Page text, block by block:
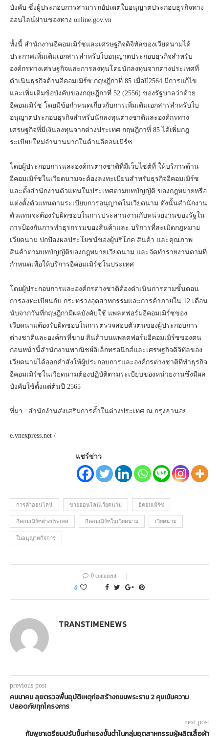
บังคับ ซึ่งผู้ประกอบการสามารถอัปเดตใบอนุญาตประกอบธุรกิจทาง
ออนไลน์ผ่านช่องทาง online.gov.vn
ทั้งนี้ สำนักงานอีคอมเมิร์ซและเศรษฐกิจดิจิทัลของเวียดนามได้
ประกาศเพิ่มเติมเอกสารสำหรับใบอนุญาตประกอบธุรกิจสำหรับ
องค์กรทางเศรษฐกิจและการลงทุนโดยนักลงทุนจากต่างประเทศที่
ดำเนินธุรกิจด้านอีคอมเมิร์ซ กฤษฎีกาที่ 85 เมื่อปี2564 มีการแก้ไข
และเพิ่มเติมข้อบังคับของกฤษฎีกาที่ 52 (2556) ของรัฐบาลว่าด้วย
อีคอมเมิร์ซ โดยมีข้อกำหนดเกี่ยวกับการเพิ่มเติมเอกสารสำหรับใบ
อนุญาตประกอบธุรกิจสำหรับนักลงทุนต่างชาติและองค์กรทาง
เศรษฐกิจที่มีเงินลงทุนจากต่างประเทศ กฤษฎีกาที่ 85 ได้เพิ่มกฎ
ระเบียบใหม่จำนวนมากในด้านอีคอมเมิร์ซ
โดยผู้ประกอบการและองค์กรต่างชาติที่มีเว็บไซต์ที่ ให้บริการด้าน
อีคอมเมิร์ซในเวียดนามจะต้องลงทะเบียนสำหรับธุรกิจอีคอมเมิร์ซ
และตั้งสำนักงานตัวแทนในประเทศตามบทบัญญัติ ของกฎหมายหรือ
แต่งตั้งตัวแทนตามระเบียบการอนุญาตในเวียดนาม ดังนั้นสำนักงาน
ตัวแทนจะต้องรับผิดชอบในการประสานงานกับหน่วยงานของรัฐใน
การป้องกันการทำธุรกรรมของสินค้าและ บริการที่ละเมิดกฎหมาย
เวียดนาม ปกป้องผลประโยชน์ของผู้บริโภค สินค้า และคุณภาพ
สินค้าตามบทบัญญัติของกฎหมายเวียดนาม และจัดทำรายงานตามที่
กำหนดเพื่อให้บริการอีคอมเมิร์ซในประเทศ
โดยผู้ประกอบการและองค์กรต่างชาติต้องดำเนินการตามขั้นตอน
การลงทะเบียนกับ กระทรวงอุตสาหกรรมและการค้าภายใน 12 เดือน
นับจากวันที่กฤษฎีกามีผลบังคับใช้ แพลตฟอร์มอีคอมเมิร์ซของ
เวียดนามต้องรับผิดชอบในการตรวจสอบตัวตนของผู้ประกอบการ
ต่างชาติและองค์กรที่ขาย สินค้าบนแพลตฟอร์มอีคอมเมิร์ซของตน
ก่อนหน้านี้สำนักงานพาณิชย์อิเล็กทรอนิกส์และเศรษฐกิจดิจิทัลของ
เวียดนามได้ออกคำสั่งให้ผู้ประกอบการและองค์กรต่างชาติที่ทำธุรกิจ
อีคอมเมิร์ซในเวียดนามต้องปฏิบัติตามระเบียบของหน่วยงานซึ่งมีผล
บังคับใช้ตั้งแต่ต้นปี 2565
ที่มา : สำนักงำนส่งเสริมการค้ำในต่างประเทศ ณ กรุงฮานอย
e.vnexpress.net /
แชร์ข่าว
การค้าออนไลน์ ขายออนไลน์เวียดนาม อีคอมเมิร์ซ
อีคอมเมิร์ซต่างประเทศ อีคอมเมิร์ซในเวียดนาม เวียดนาม
ใบอนุญาตกิจการ
0 comment
0
TRANSTIMENEWS
previous post
คมนาคม ลุยตรวจพื้นอุบัติเหตุก่อสร้างถนนพระราม 2 คุมเข้มความ
ปลอดภัยทุกโครงการ
next post
กัมพูชาเตรียมปรับขึ้นค่าแรงขั้นต่ำในกลุ่มอุตสาหกรรมผู้ผลิตเสื้อผ้า